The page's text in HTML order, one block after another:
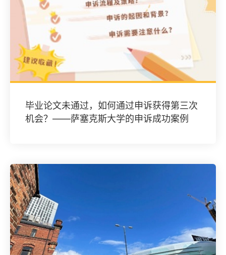
毕业论文未通过，如何通过申诉获得第三次
机会？——萨塞克斯大学的申诉成功案例